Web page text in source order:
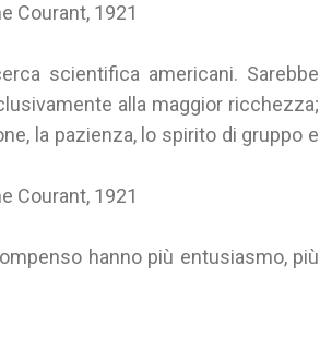
Courant, 1921
scientifica americani. Sarebbe
alla maggior ricchezza;
la pazienza, lo spirito di gruppo e
Courant, 1921
hanno più entusiasmo, più